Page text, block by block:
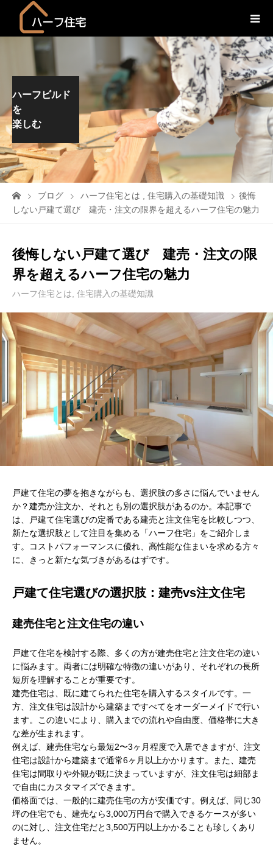
ハーフビルド
を
楽しむ
ブログ ハーフ住宅とは 住宅購入の基礎知識
後悔
しない戸建て選び 建売・注文の限界を超えるハーフ住宅の魅力
後悔しない戸建て選び 建売・注文の限
界を超えるハーフ住宅の魅力
ハーフ住宅とは 住宅購入の基礎知識
戸建て住宅の夢を抱きながらも、選択肢の多さに悩んでいません
か？建売か注文か、それとも別の選択肢があるのか。本記事で
は、戸建て住宅選びの定番である建売と注文住宅を比較しつつ、
新たな選択肢として注目を集める「ハーフ住宅」をご紹介しま
す。コストパフォーマンスに優れ、高性能な住まいを求める方々
に、きっと新たな気づきがあるはずです。
戸建て住宅選びの選択肢：建売vs注文住宅
建売住宅と注文住宅の違い
戸建て住宅を検討する際、多くの方が建売住宅と注文住宅の違い
に悩みます。両者には明確な特徴の違いがあり、それぞれの長所
短所を理解することが重要です。
建売住宅は、既に建てられた住宅を購入するスタイルです。一
方、注文住宅は設計から建築まですべてをオーダーメイドで行い
ます。この違いにより、購入までの流れや自由度、価格帯に大き
な差が生まれます。
例えば、建売住宅なら最短2〜3ヶ月程度で入居できますが、注文
住宅は設計から建築まで通常6ヶ月以上かかります。また、建売
住宅は間取りや外観が既に決まっていますが、注文住宅は細部ま
で自由にカスタマイズできます。
価格面では、一般的に建売住宅の方が安価です。例えば、同じ30
坪の住宅でも、建売なら3,000万円台で購入できるケースが多い
のに対し、注文住宅だと3,500万円以上かかることも珍しくあり
ません。